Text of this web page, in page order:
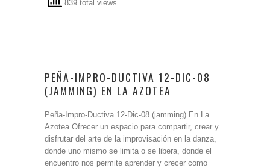
839 total views
PEÑA-IMPRO-DUCTIVA 12-DIC-08
(JAMMING) EN LA AZOTEA
Peña-Impro-Ductiva 12-Dic-08 (jamming) En La
Azotea Ofrecer un espacio para compartir, crear y
disfrutar del arte de la improvisación en la danza,
donde uno mismo se limita o se libera, donde el
encuentro nos permite aprender y crecer como